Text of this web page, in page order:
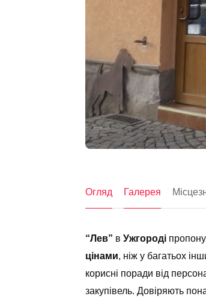
Огляд Галерея
“Лев” в Ужгороді
цінами, ніж у багатьох
корисні поради від
закупівель. Довіряють